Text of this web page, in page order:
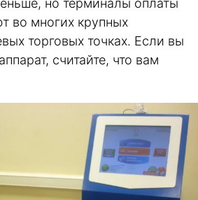
но терминалы оплаты
во многих крупных
торговых точках. Если вы
считайте, что вам